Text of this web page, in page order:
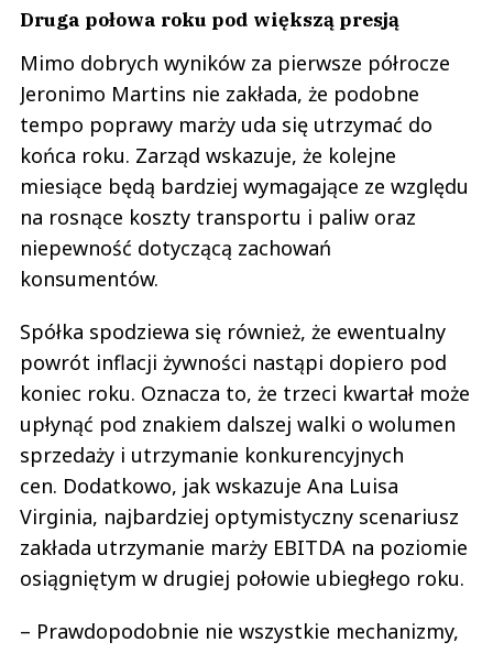
Druga połowa roku pod większą presją
Mimo dobrych wyników za pierwsze półrocze
Jeronimo Martins nie zakłada, że podobne
tempo poprawy marży uda się utrzymać do
końca roku. Zarząd wskazuje, że kolejne
miesiące będą bardziej wymagające ze względu
na rosnące koszty transportu i paliw oraz
niepewność dotyczącą zachowań
konsumentów.
Spółka spodziewa się również, że ewentualny
powrót inflacji żywności nastąpi dopiero pod
koniec roku. Oznacza to, że trzeci kwartał może
upłynąć pod znakiem dalszej walki o wolumen
sprzedaży i utrzymanie konkurencyjnych
cen. Dodatkowo, jak wskazuje Ana Luisa
Virginia, najbardziej optymistyczny scenariusz
zakłada utrzymanie marży EBITDA na poziomie
osiągniętym w drugiej połowie ubiegłego roku.
– Prawdopodobnie nie wszystkie mechanizmy,